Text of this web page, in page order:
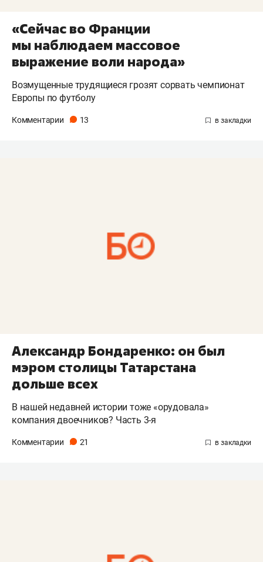
«Сейчас во Франции
мы наблюдаем массовое
выражение воли народа»
Возмущенные трудящиеся грозят сорвать чемпионат
Европы по футболу
Комментарии 13
Александр Бондаренко: он был
мэром столицы Татарстана
дольше всех
В нашей недавней истории тоже «орудовала»
компания двоечников? Часть 3-я
Комментарии 21